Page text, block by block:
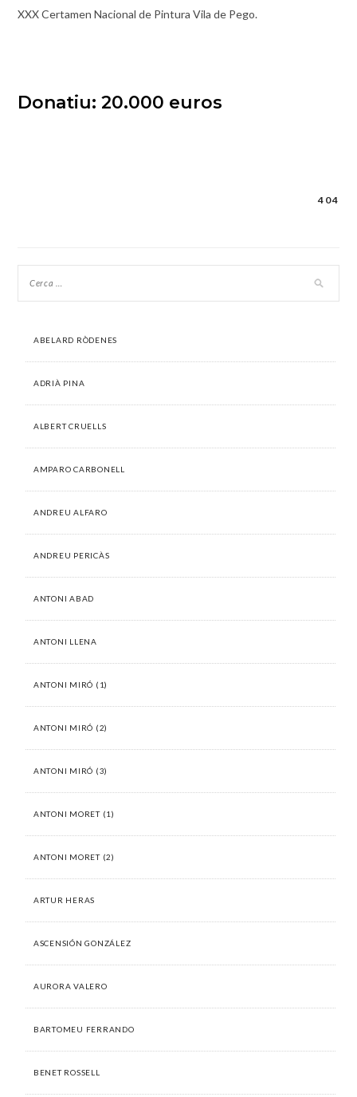
XXX Certamen Nacional de Pintura Vila de Pego.
Donatiu: 20.000 euros
404
ABELARD RÒDENES
ADRIÀ PINA
ALBERT CRUELLS
AMPARO CARBONELL
ANDREU ALFARO
ANDREU PERICÀS
ANTONI ABAD
ANTONI LLENA
ANTONI MIRÓ (1)
ANTONI MIRÓ (2)
ANTONI MIRÓ (3)
ANTONI MORET (1)
ANTONI MORET (2)
ARTUR HERAS
ASCENSIÓN GONZÁLEZ
AURORA VALERO
BARTOMEU FERRANDO
BENET ROSSELL